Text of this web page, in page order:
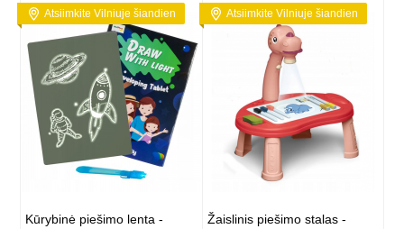
Atsiimkite Vilniuje šiandien
Kūrybinė piešimo lenta -
Atsiimkite Vilniuje šiandien
Žaislinis piešimo stalas -